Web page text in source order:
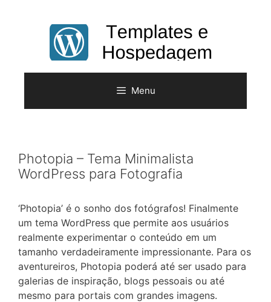
Menu
Photopia – Tema Minimalista
WordPress para Fotografia
‘Photopia’ é o sonho dos fotógrafos! Finalmente
um tema WordPress que permite aos usuários
realmente experimentar o conteúdo em um
tamanho verdadeiramente impressionante. Para os
aventureiros, Photopia poderá até ser usado para
galerias de inspiração, blogs pessoais ou até
mesmo para portais com grandes imagens.